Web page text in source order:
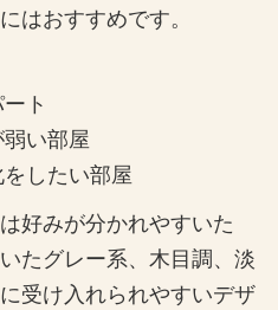
はおすすめです。
ト
い部屋
したい部屋
好みが分かれやすいた
たグレー系、木目調、淡
受け入れられやすいデザ